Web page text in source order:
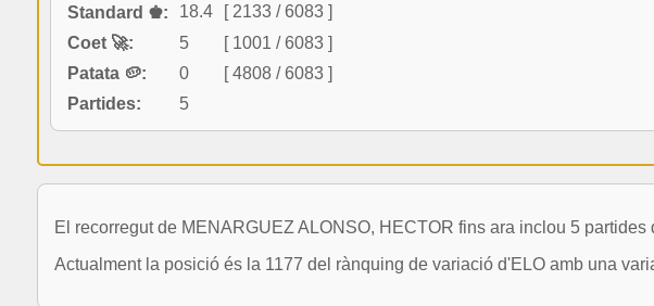
Standard ♚: 18.4
[ 2133 / 6083 ]
Coet 🚀:
5
[ 1001 / 6083 ]
Patata 🥔:
0
[ 4808 / 6083 ]
Partides:
5
El recorregut de MENARGUEZ ALONSO, HECTOR fins ara inclou 5 partides
Actualment la posició és la 1177 del rànquing de variació d'ELO amb una